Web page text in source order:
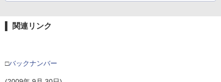
関連リンク
□バックナンバー